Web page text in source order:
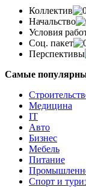
Коллектив
Начальство
Условия
Соц. пакет
Перспективы
Самые
Медицина
IT
Авто
Бизнес
Мебель
Питание
Спорт и